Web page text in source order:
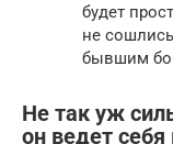
будет
не
бывшим
Не так уж
он ведет